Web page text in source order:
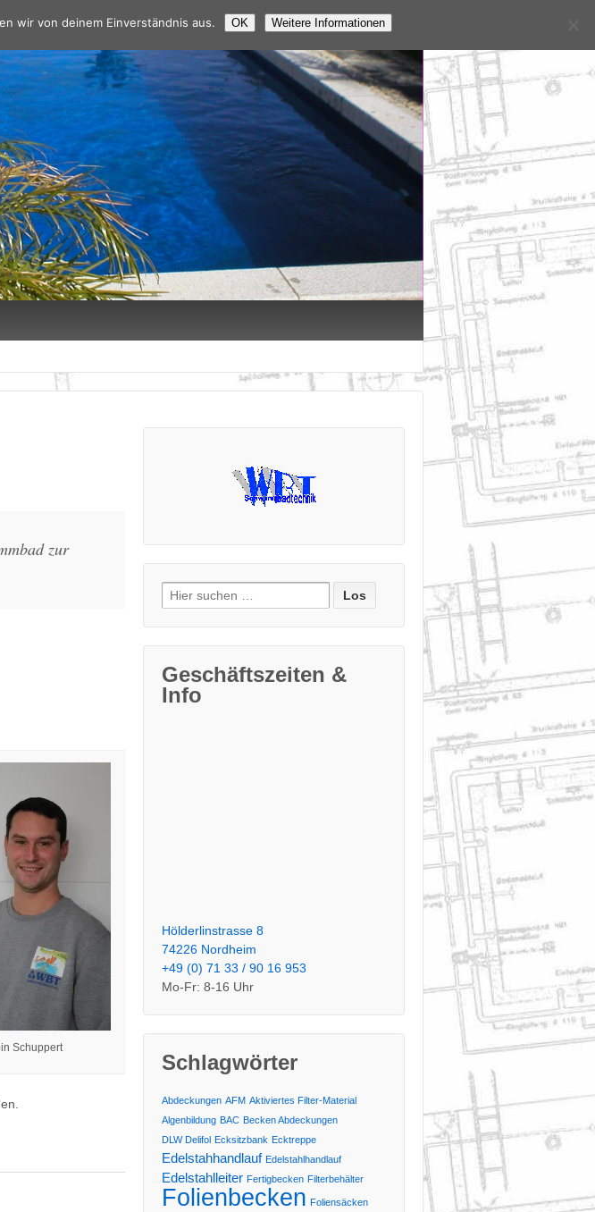
zur
Schuppert
Suche
nach:
Geschäftszeiten &
Info
Hölderlinstrasse 8
74226 Nordheim
+49 (0) 71 33 / 90 16 953
Mo-Fr: 8-16 Uhr
Schlagwörter
Abdeckungen AFM Aktiviertes Filter-Material
Algenbildung BAC Becken Abdeckungen
DLW Delifol Ecksitzbank Ecktreppe
Edelstahhandlauf Edelstahlhandlauf
Edelstahlleiter Fertigbecken Filterbehälter
Folienbecken Foliensäcken
wir von deinem Einverständnis aus. OK Weitere Informationen